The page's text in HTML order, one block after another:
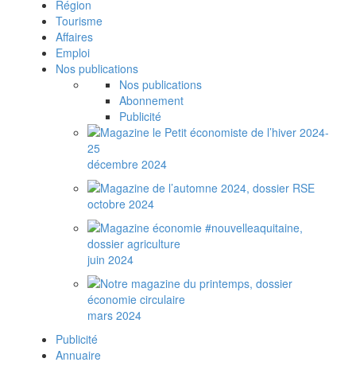
Région
Tourisme
Affaires
Emploi
Nos publications
Nos publications
Abonnement
Publicité
décembre 2024
octobre 2024
juin 2024
mars 2024
Publicité
Annuaire